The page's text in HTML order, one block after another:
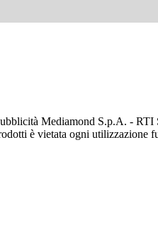
Mediamond S.p.A. - RTI
è vietata ogni utilizzazione